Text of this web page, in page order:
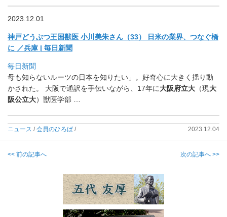
2023.12.01
神戸どうぶつ王国獣医 小川美朱さん（33） 日米の業界、つなぐ橋
に ／兵庫 | 毎日新聞
毎日新聞
母も知らないルーツの日本を知りたい」。 好奇心に大きく揺り動
かされた。 大阪で通訳を手伝いながら、17年に大阪府立大 （現大
阪公立大） 獣医学部 …
ニュース /会員のひろば / 2023.12.04
<< 前の記事へ 次の記事へ >>